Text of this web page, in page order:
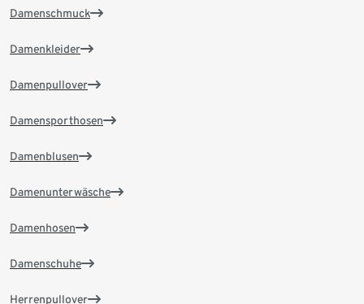
Damenschmuck
Damenkleider
Damenpullover
Damensporthosen
Damenblusen
Damenunterwäsche
Damenhosen
Damenschuhe
Herrenpullover